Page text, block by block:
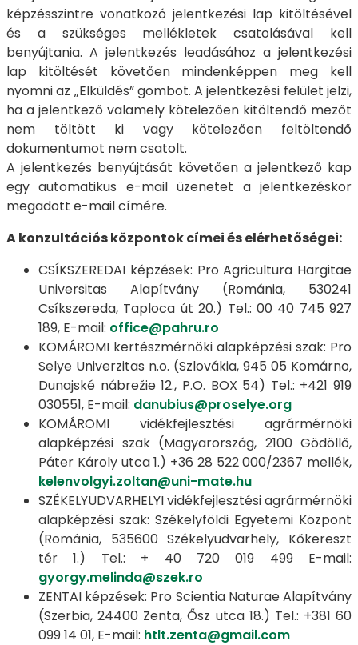
képzésszintre vonatkozó jelentkezési lap kitöltésével
és a szükséges mellékletek csatolásával kell
benyújtania. A jelentkezés leadásához a jelentkezési
lap kitöltését követően mindenképpen meg kell
nyomni az „Elküldés” gombot. A jelentkezési felület jelzi,
ha a jelentkező valamely kötelezően kitöltendő mezőt
nem töltött ki vagy kötelezően feltöltendő
dokumentumot nem csatolt.
A jelentkezés benyújtását követően a jelentkező kap
egy automatikus e-mail üzenetet a jelentkezéskor
megadott e-mail címére.
A konzultációs központok címei és elérhetőségei:
CSÍKSZEREDAI képzések: Pro Agricultura Hargitae
Universitas Alapítvány (Románia, 530241
Csíkszereda, Taploca út 20.) Tel.: 00 40 745 927
189, E-mail: office@pahru.ro
KOMÁROMI kertészmérnöki alapképzési szak: Pro
Selye Univerzitas n.o. (Szlovákia, 945 05 Komárno,
Dunajské nábrežie 12., P.O. BOX 54) Tel.: +421 919
030551, E-mail: danubius@proselye.org
KOMÁROMI vidékfejlesztési agrármérnöki
alapképzési szak (Magyarország, 2100 Gödöllő,
Páter Károly utca 1.) +36 28 522 000/2367 mellék,
kelenvolgyi.zoltan@uni-mate.hu
SZÉKELYUDVARHELYI vidékfejlesztési agrármérnöki
alapképzési szak: Székelyföldi Egyetemi Központ
(Románia, 535600 Székelyudvarhely, Kőkereszt
tér 1.) Tel.: + 40 720 019 499 E-mail:
gyorgy.melinda@szek.ro
ZENTAI képzések: Pro Scientia Naturae Alapítvány
(Szerbia, 24400 Zenta, Ősz utca 18.) Tel.: +381 60
099 14 01, E-mail: htlt.zenta@gmail.com